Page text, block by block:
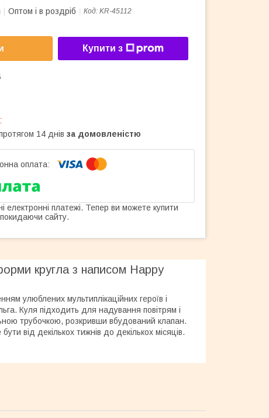
Оптом і в роздріб Код: KR-45112
Купити з
14 днів за домовленістю
електронні платежі. Тепер ви можете купити
сайту.
кругла з написом Happy
улюблених мультиплікаційних героїв і
Куля підходить для надування повітрям і
трубочкою, розкривши вбудований клапан.
від декількох тижнів до декількох місяців.